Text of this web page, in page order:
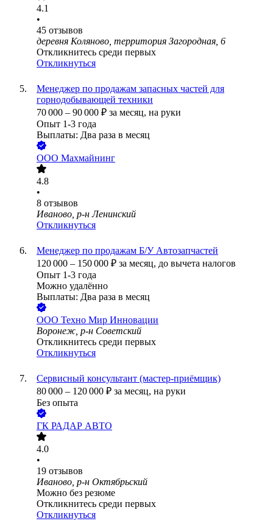
4.1
•
45 отзывов
деревня Коляново, территория Загородная, 6
Откликнитесь среди первых
Откликнуться
Менеджер по продажам запасных частей для
горнодобывающей техники
70 000 – 90 000 ₽ за месяц, на руки
Опыт 1-3 года
Выплаты: Два раза в месяц
ООО Махмайнинг
4.8
•
8 отзывов
Иваново, р-н Ленинский
Откликнуться
Менеджер по продажам Б/У Автозапчастей
120 000 – 150 000 ₽ за месяц, до вычета налогов
Опыт 1-3 года
Можно удалённо
Выплаты: Два раза в месяц
ООО Техно Мир Инновации
Воронеж, р-н Советский
Откликнитесь среди первых
Откликнуться
Сервисный консультант (мастер-приёмщик)
80 000 – 120 000 ₽ за месяц, на руки
Без опыта
ГК РАДАР АВТО
4.0
•
19 отзывов
Иваново, р-н Октябрьский
Можно без резюме
Откликнитесь среди первых
Откликнуться